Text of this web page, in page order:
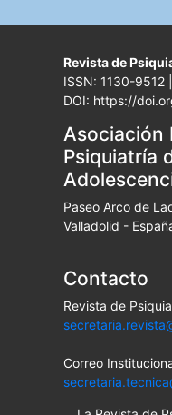
Revista de
ISSN: 1130-9512
DOI: https://
Asociación
Psiquiatría
Paseo Arco de
Valladolid -
Contacto
Revista de
Correo